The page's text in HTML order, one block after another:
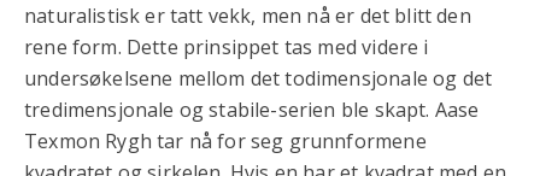
naturalistisk er tatt vekk, men nå er det blitt den
rene form. Dette prinsippet tas med videre i
undersøkelsene mellom det todimensjonale og det
tredimensjonale og stabile-serien ble skapt. Aase
Texmon Rygh tar nå for seg grunnformene